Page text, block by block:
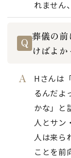
れません
葬儀の
けばよ
Hさんは
るんだよ
かな」と
人とサン
人は来ら
ことを前